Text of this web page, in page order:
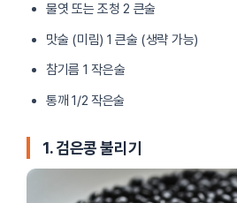
물엿 또는 조청 2 큰술
맛술 (미림) 1 큰술 (생략 가능)
참기름 1 작은술
통깨 1/2 작은술
1. 검은콩 불리기